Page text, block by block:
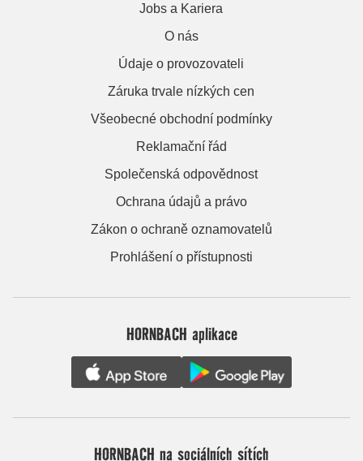
Jobs a Kariera
O nás
Údaje o provozovateli
Záruka trvale nízkých cen
Všeobecné obchodní podmínky
Reklamační řád
Společenská odpovědnost
Ochrana údajů a právo
Zákon o ochraně oznamovatelů
Prohlášení o přístupnosti
HORNBACH aplikace
HORNBACH na sociálních sítích